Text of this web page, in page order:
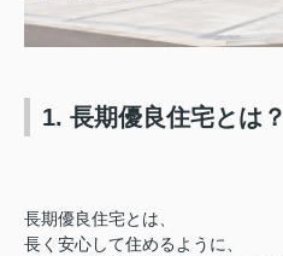
1. 長期優良住宅とは？
長期優良住宅とは、
長く安心して住めるように、